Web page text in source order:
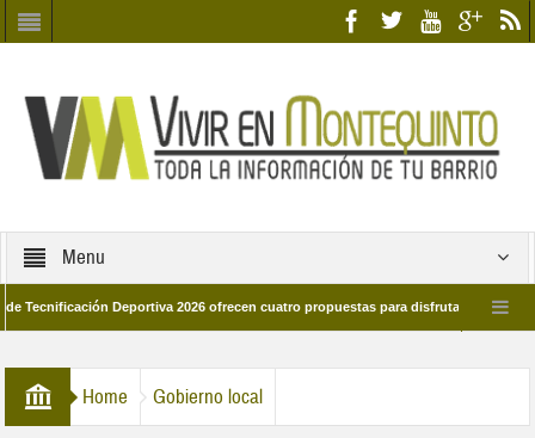
Menu
Deportiva 2026 ofrecen cuatro propuestas para disfrutar del deporte este
Home Gobierno local